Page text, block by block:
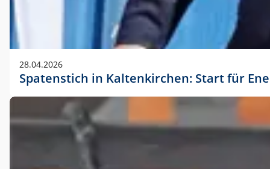
28.04.2026
Spatenstich in Kaltenkirchen: Start für